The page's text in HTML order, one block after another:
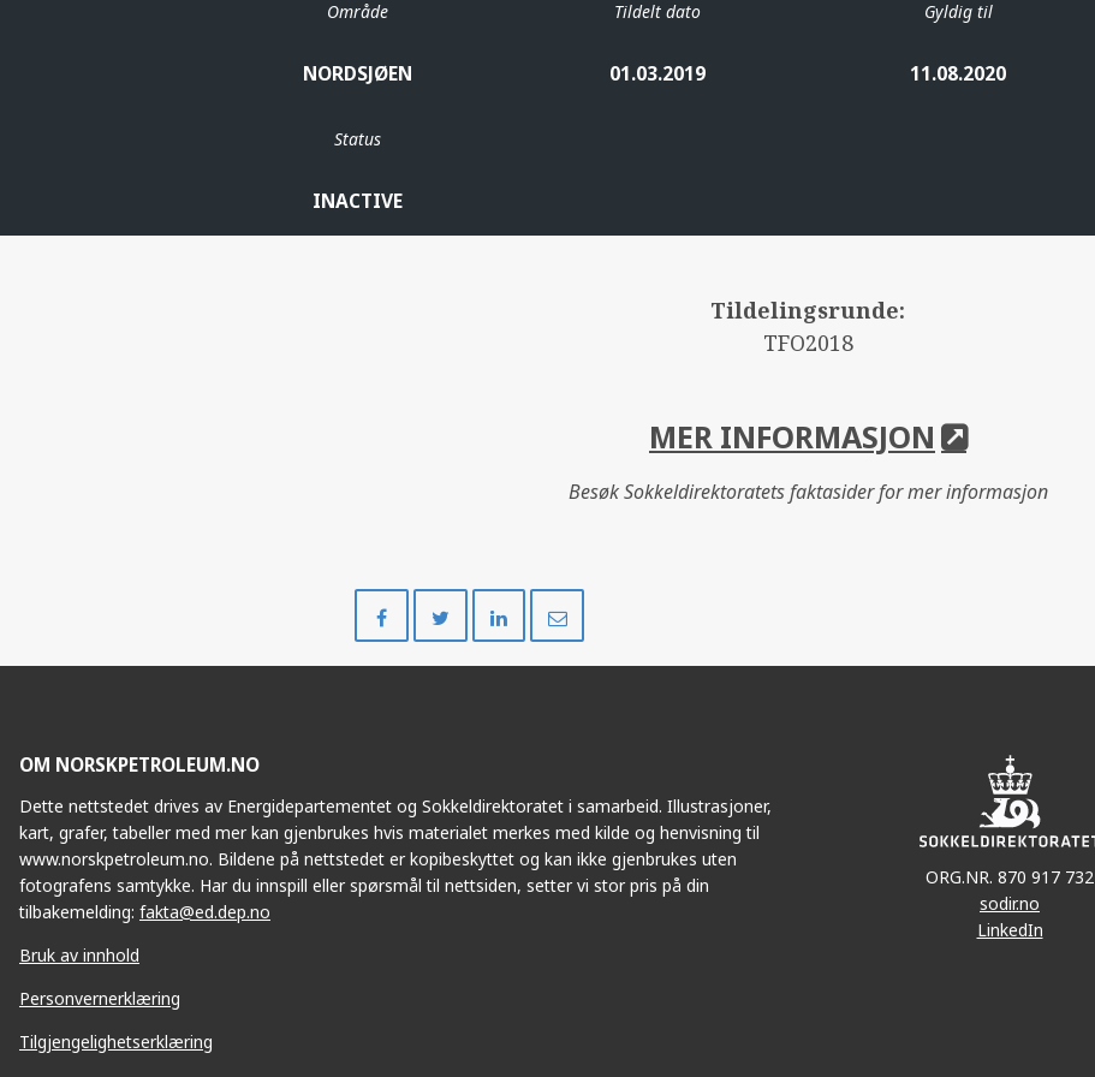
Område
NORDSJØEN
Tildelt dato
01.03.2019
Gyldig til
11.08.2020
Status
INACTIVE
Tildelingsrunde:
TFO2018
MER INFORMASJON
Besøk Sokkeldirektoratets faktasider for mer informasjon
på
på
på
OM NORSKPETROLEUM.NO
Dette nettstedet drives av Energidepartementet og Sokkeldirektoratet i samarbeid. Illustrasjoner,
kart, grafer, tabeller med mer kan gjenbrukes hvis materialet merkes med kilde og henvisning til
www.norskpetroleum.no. Bildene på nettstedet er kopibeskyttet og kan ikke gjenbrukes uten
fotografens samtykke. Har du innspill eller spørsmål til nettsiden, setter vi stor pris på din
tilbakemelding: fakta@ed.dep.no
Bruk av innhold
Personvernerklæring
Tilgjengelighetserklæring
ORG.NR. 870 917 732
sodir.no
LinkedIn